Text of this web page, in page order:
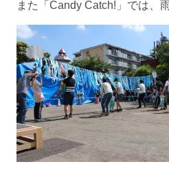
また「Candy Catch!」では、